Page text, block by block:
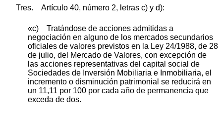
Tres. Artículo 40, número 2, letras c) y d):
«c) Tratándose de acciones admitidas a
negociación en alguno de los mercados secundarios
oficiales de valores previstos en la Ley 24/1988, de 28
de julio, del Mercado de Valores, con excepción de
las acciones representativas del capital social de
Sociedades de Inversión Mobiliaria e Inmobiliaria, el
incremento o disminución patrimonial se reducirá en
un 11,11 por 100 por cada año de permanencia que
exceda de dos.